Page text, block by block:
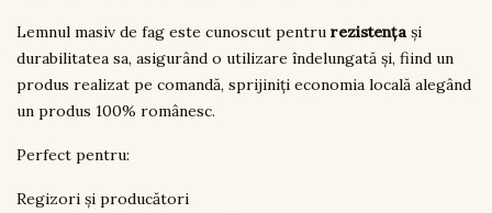
Lemnul masiv de fag este cunoscut pentru rezistențași
durabilitatea sa, asigurând o utilizare îndelungată și, fiind un
produs realizat pe comandă, sprijiniți economia locală alegând
un produs 100% românesc.
Perfect pentru:
Regizori și producători